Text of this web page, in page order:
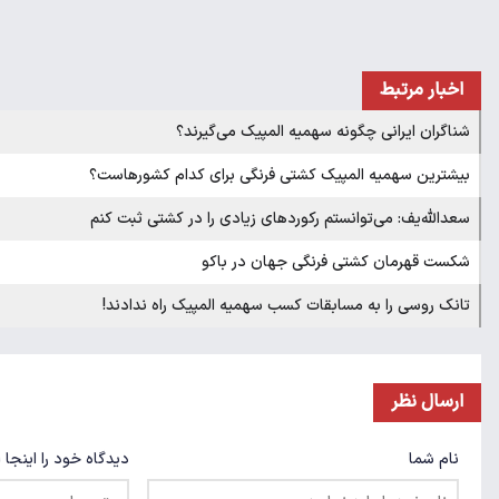
اخبار مرتبط
شناگران ایرانی چگونه سهمیه المپیک می‌گیرند؟
بیشترین سهمیه المپیک کشتی فرنگی برای کدام کشورهاست؟
سعدالله‌یف: می‌توانستم رکوردهای زیادی را در کشتی ثبت کنم
شکست قهرمان کشتی فرنگی جهان در باکو
تانک روسی را به مسابقات کسب سهمیه المپیک راه ندادند!
ارسال نظر
نام شما دیدگاه خود را